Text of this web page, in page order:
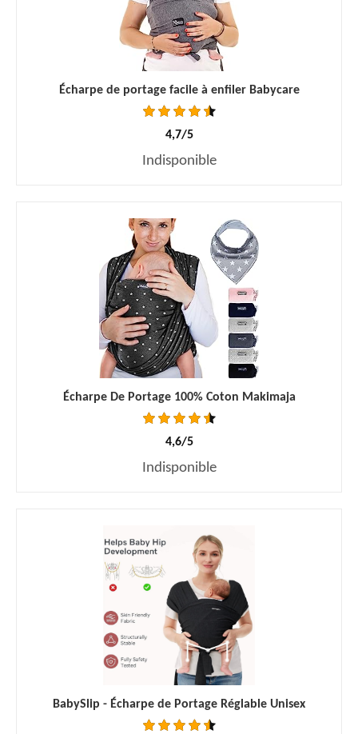
Écharpe de portage facile à enfiler Babycare
4,7/5
Indisponible
Écharpe De Portage 100% Coton Makimaja
4,6/5
Indisponible
BabySlip - Écharpe de Portage Réglable Unisex